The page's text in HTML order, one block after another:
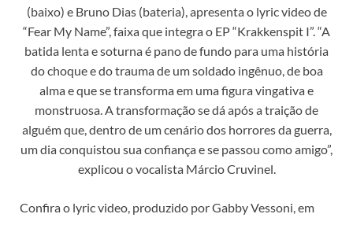
(baixo) e Bruno Dias (bateria), apresenta o lyric video de
“Fear My Name”, faixa que integra o EP “Krakkenspit I”. “A
batida lenta e soturna é pano de fundo para uma história
do choque e do trauma de um soldado ingênuo, de boa
alma e que se transforma em uma figura vingativa e
monstruosa. A transformação se dá após a traição de
alguém que, dentro de um cenário dos horrores da guerra,
um dia conquistou sua confiança e se passou como amigo”,
explicou o vocalista Márcio Cruvinel.
Confira o lyric video, produzido por Gabby Vessoni, em